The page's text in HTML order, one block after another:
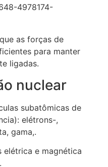
as forças de
para manter
ligadas.
nuclear
subatômicas de
elétrons-,
gama,.
elétrica e magnética